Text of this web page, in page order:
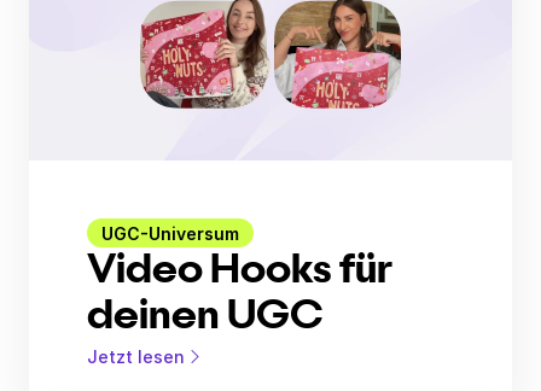
UGC-Universum
Video Hooks für
deinen UGC
Jetzt lesen